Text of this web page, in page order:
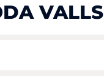
VALLS